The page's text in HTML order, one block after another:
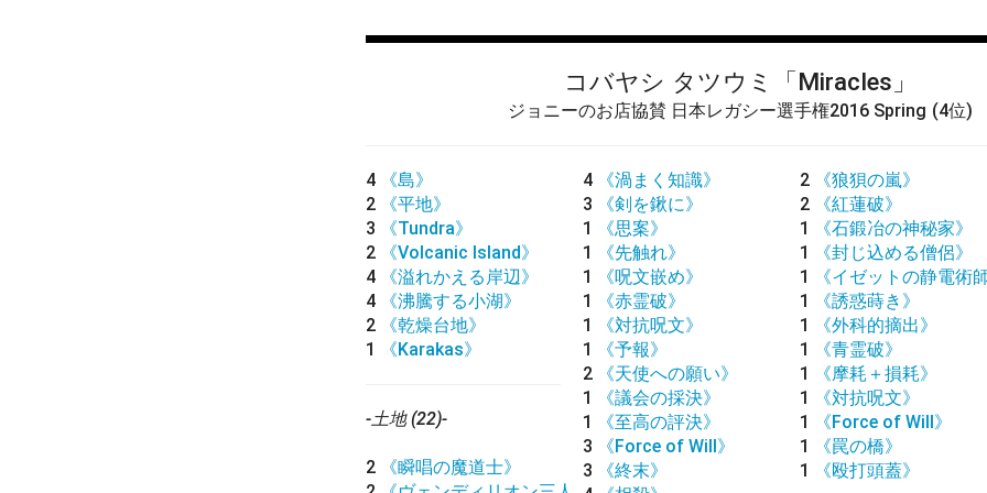
コバヤシ タツウミ 「Miracles」
ジョニーのお店協賛 日本レガシー選手権2016 Spring (4位)
4
《島》
2
《平地》
3
《Tundra》
2
《Volcanic Island》
4
《溢れかえる岸辺》
4
《沸騰する小湖》
2
《乾燥台地》
1
《Karakas》
-土地 (22)-
2
《瞬唱の魔道士》
4
《渦まく知識》
3
《剣を鍬に》
1
《思案》
1
《先触れ》
1
《呪文嵌め》
1
《赤霊破》
1
《対抗呪文》
1
《予報》
2
《天使への願い》
1
《議会の採決》
1
《至高の評決》
3
《Force of Will》
3
《終末》
2
《狼狽の嵐》
2
《紅蓮破》
1
《石鍛冶の神秘家》
1
《封じ込める僧侶》
1
《イゼットの静電術
1
《誘惑蒔き》
1
《外科的摘出》
1
《青霊破》
1
《摩耗＋損耗》
1
《対抗呪文》
1
《Force of Will》
1
《罠の橋》
1
《殴打頭蓋》